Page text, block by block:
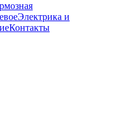
Электрика и
Контакты